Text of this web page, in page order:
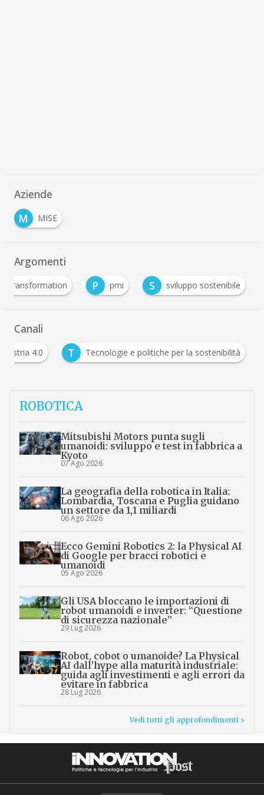
Aziende
M
MISE
Argomenti
Transformation P pmi S sviluppo sostenibile
Canali
Industria 4.0 T Tecnologie e politiche per la
ROBOTICA
Mitsubishi Motors punta sugli
umanoidi: sviluppo e test in fabbrica a
Kyoto
07 Ago 2026
La geografia della robotica in Italia:
Lombardia, Toscana e Puglia guidano
un settore da 1,1 miliardi
06 Ago 2026
Ecco Gemini Robotics 2: la Physical AI
di Google per bracci robotici e
umanoidi
05 Ago 2026
Gli USA bloccano le importazioni di
robot umanoidi e inverter: “Questione
di sicurezza nazionale”
29 Lug 2026
Robot, cobot o umanoide? La Physical
AI dall’hype alla maturità industriale:
guida agli investimenti e agli errori da
evitare in fabbrica
28 Lug 2026
Vedi tutti gli approfondimenti >